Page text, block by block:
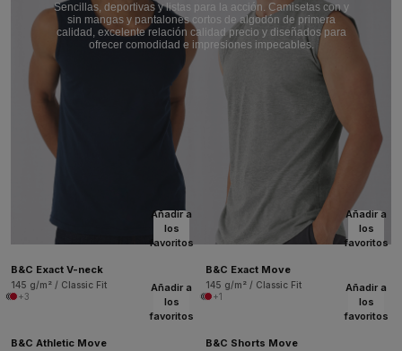
Sencillas, deportivas y listas para la acción. Camisetas con y
sin mangas y pantalones cortos de algodón de primera
calidad, excelente relación calidad precio y diseñados para
ofrecer comodidad e impresiones impecables.
Añadir a
los
favoritos
B&C Exact V-neck
145 g/m² / Classic Fit
+3
Añadir a
los
favoritos
B&C Exact Move
145 g/m² / Classic Fit
+1
Añadir a
los
favoritos
B&C Athletic Move
Añadir a
los
favoritos
B&C Shorts Move